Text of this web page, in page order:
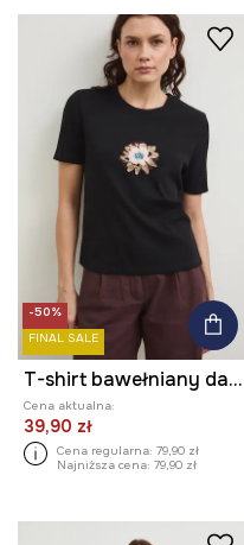
-50%
FINAL SALE
T-shirt bawełniany damski z elastanem interlock
Cena aktualna:
39,90 zł
Cena regularna: 79,90 zł
Najniższa cena: 79,90 zł